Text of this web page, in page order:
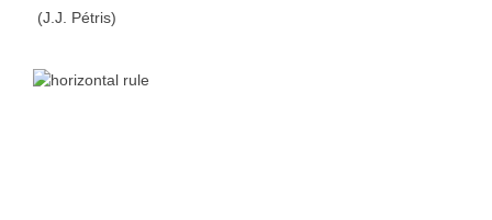
(J.J. Pétris)